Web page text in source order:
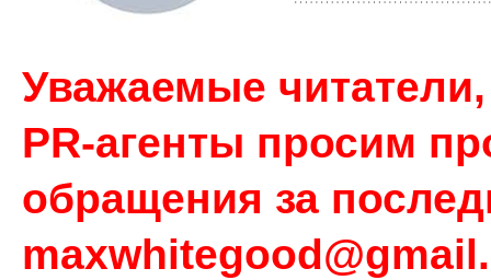
Уважаемые
PR-агенты просим
обращения за